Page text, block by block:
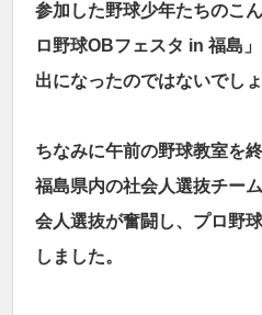
参加した野球少年たちのこ
ロ野球OBフェスタ in 福島
出になったのではないでしょ
ちなみに午前の野球教室を
福島県内の社会人選抜チー
会人選抜が奮闘し、プロ野
しました。